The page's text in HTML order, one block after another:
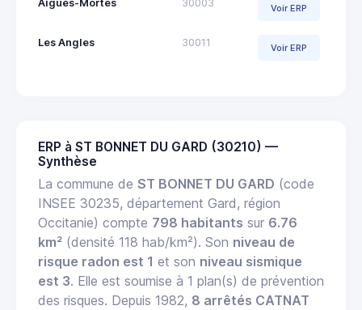
Aigues-Mortes 30003 Voir ERP
Les Angles 30011 Voir ERP
ERP à ST BONNET DU GARD (30210) —
Synthèse
La commune de ST BONNET DU GARD (code
INSEE 30235, département Gard, région
Occitanie) compte 798 habitants sur 6.76
km² (densité 118 hab/km²). Son niveau de
risque radon est 1 et son niveau sismique
est 3. Elle est soumise à 1 plan(s) de prévention
des risques. Depuis 1982, 8 arrêtés CATNAT